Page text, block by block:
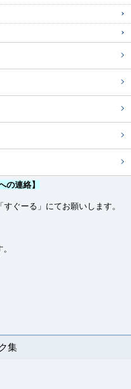
の連絡】
ぐーる」にてお願いします。
集